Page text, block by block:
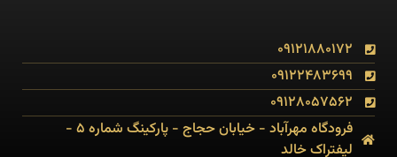
09121880172
09122483699
09128057562
فرودگاه مهرآباد - خیابان حجاج - پارکینگ شماره 5 -
لیفتراک خالد